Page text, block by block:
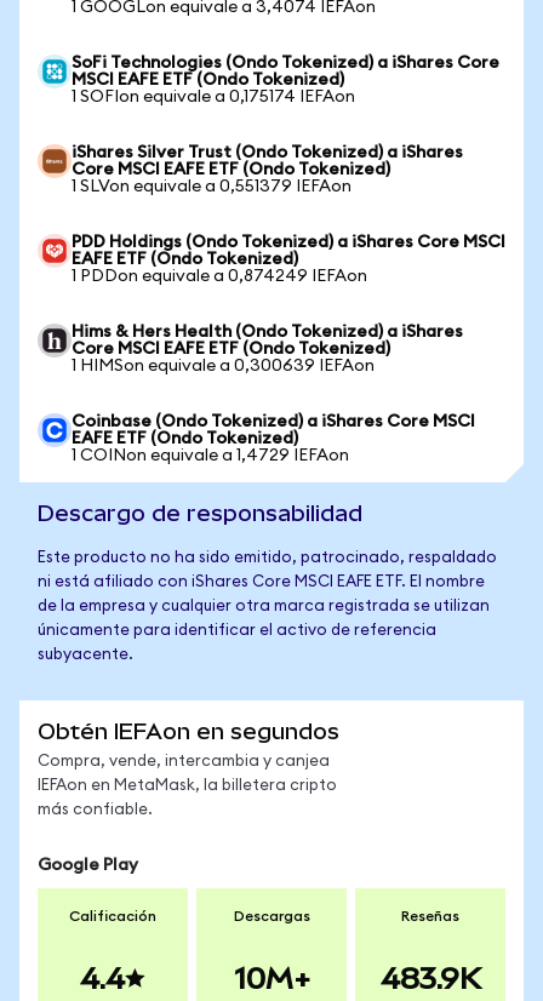
1 GOOGLon equivale a 3,4074 IEFAon
SoFi Technologies (Ondo Tokenized) a iShares Core
MSCI EAFE ETF (Ondo Tokenized)
1 SOFIon equivale a 0,175174 IEFAon
iShares Silver Trust (Ondo Tokenized) a iShares
Core MSCI EAFE ETF (Ondo Tokenized)
1 SLVon equivale a 0,551379 IEFAon
PDD Holdings (Ondo Tokenized) a iShares Core MSCI
EAFE ETF (Ondo Tokenized)
1 PDDon equivale a 0,874249 IEFAon
Hims & Hers Health (Ondo Tokenized) a iShares
Core MSCI EAFE ETF (Ondo Tokenized)
1 HIMSon equivale a 0,300639 IEFAon
Coinbase (Ondo Tokenized) a iShares Core MSCI
EAFE ETF (Ondo Tokenized)
1 COINon equivale a 1,4729 IEFAon
Descargo de responsabilidad
Este producto no ha sido emitido, patrocinado, respaldado
ni está afiliado con iShares Core MSCI EAFE ETF. El nombre
de la empresa y cualquier otra marca registrada se utilizan
únicamente para identificar el activo de referencia
subyacente.
Obtén IEFAon en segundos
Compra, vende, intercambia y canjea
IEFAon en MetaMask, la billetera cripto
más confiable.
Google Play
Calificación
4.4
Descargas
10M+
Reseñas
483.9K